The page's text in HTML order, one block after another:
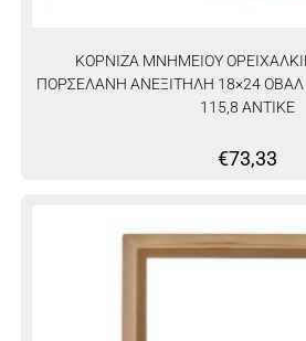
ΚΟΡΝΙΖΑ ΜΝΗΜΕΙΟΥ
ΠΟΡΣΕΛΑΝΗ ΑΝΕΞΙΤΗΛΗ 18×24
115,8 ΑΝΤΙΚΕ
€73,33